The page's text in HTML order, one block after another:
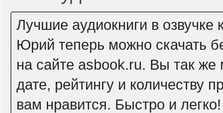
Лучшие аудиокниги в озвучке
Юрий теперь можно скачать
на сайте asbook.ru. Вы так
дате, рейтингу и количеству
вам нравится. Быстро и легко!